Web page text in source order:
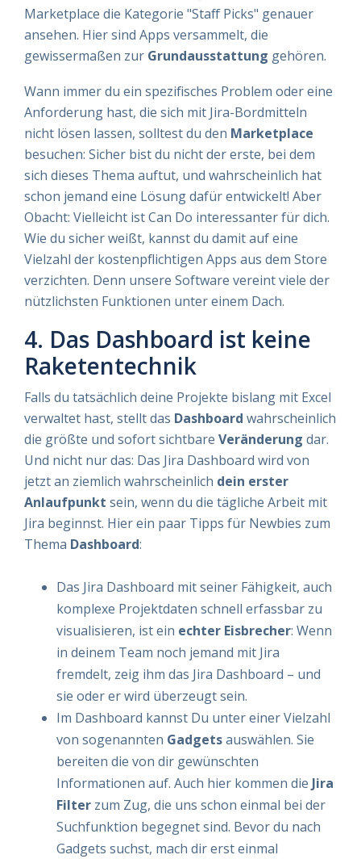
Marketplace die Kategorie "Staff Picks" genauer
ansehen. Hier sind Apps versammelt, die
gewissermaßen zur Grundausstattung gehören.
Wann immer du ein spezifisches Problem oder eine
Anforderung hast, die sich mit Jira-Bordmitteln
nicht lösen lassen, solltest du den Marketplace
besuchen: Sicher bist du nicht der erste, bei dem
sich dieses Thema auftut, und wahrscheinlich hat
schon jemand eine Lösung dafür entwickelt! Aber
Obacht: Vielleicht ist Can Do interessanter für dich.
Wie du sicher weißt, kannst du damit auf eine
Vielzahl der kostenpflichtigen Apps aus dem Store
verzichten. Denn unsere Software vereint viele der
nützlichsten Funktionen unter einem Dach.
4. Das Dashboard ist keine
Raketentechnik
Falls du tatsächlich deine Projekte bislang mit Excel
verwaltet hast, stellt das Dashboard wahrscheinlich
die größte und sofort sichtbare Veränderung dar.
Und nicht nur das: Das Jira Dashboard wird von
jetzt an ziemlich wahrscheinlich dein erster
Anlaufpunkt sein, wenn du die tägliche Arbeit mit
Jira beginnst. Hier ein paar Tipps für Newbies zum
Thema Dashboard:
Das Jira Dashboard mit seiner Fähigkeit, auch
komplexe Projektdaten schnell erfassbar zu
visualisieren, ist ein echter Eisbrecher: Wenn
in deinem Team noch jemand mit Jira
fremdelt, zeig ihm das Jira Dashboard – und
sie oder er wird überzeugt sein.
Im Dashboard kannst Du unter einer Vielzahl
von sogenannten Gadgetsauswählen. Sie
bereiten die von dir gewünschten
Informationen auf. Auch hier kommen die Jira
Filter zum Zug, die uns schon einmal bei der
Suchfunktion begegnet sind. Bevor du nach
Gadgets suchst, mach dir erst einmal